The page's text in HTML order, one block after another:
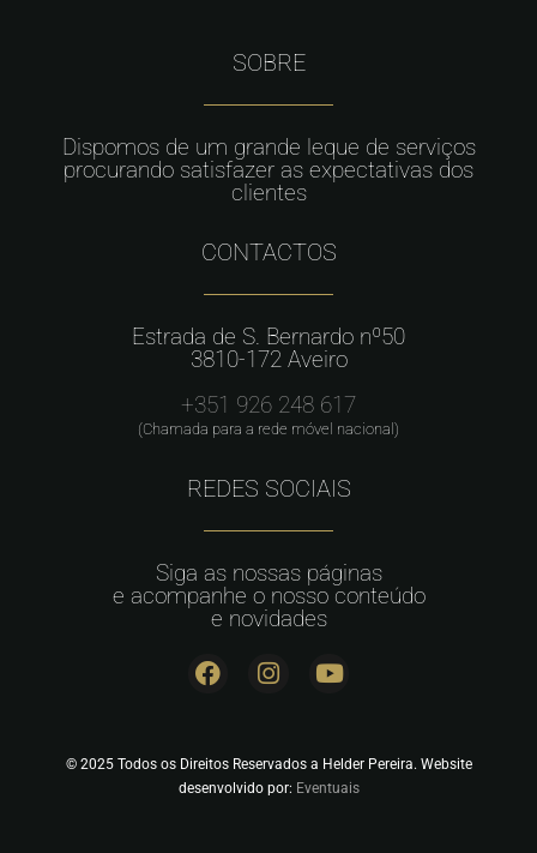
SOBRE
Dispomos de um grande leque de serviços
procurando satisfazer as expectativas dos
clientes
CONTACTOS
Estrada de S. Bernardo nº50
3810-172 Aveiro
+351 926 248 617
(Chamada para a rede móvel nacional)
REDES SOCIAIS
Siga as nossas páginas
e acompanhe o nosso conteúdo
e novidades
© 2025 Todos os Direitos Reservados a Helder Pereira. Website
desenvolvido por: Eventuais